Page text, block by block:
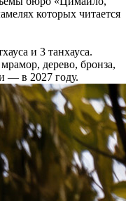
которых читается
и 3 танхауса.
дерево, бронза,
— в 2027 году.